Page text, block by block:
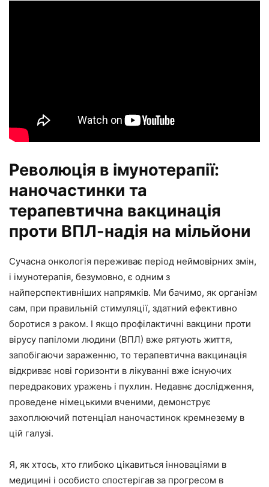
Революція в імунотерапії:
наночастинки та
терапевтична вакцинація
проти ВПЛ-надія на мільйони
Сучасна онкологія переживає період неймовірних змін,
і імунотерапія, безумовно, є одним з
найперспективніших напрямків. Ми бачимо, як організм
сам, при правильній стимуляції, здатний ефективно
боротися з раком. І якщо профілактичні вакцини проти
вірусу папіломи людини (ВПЛ) вже рятують життя,
запобігаючи зараженню, то терапевтична вакцинація
відкриває нові горизонти в лікуванні вже існуючих
передракових уражень і пухлин. Недавнє дослідження,
проведене німецькими вченими, демонструє
захоплюючий потенціал наночастинок кремнезему в
цій галузі.
Я, як хтось, хто глибоко цікавиться інноваціями в
медицині і особисто спостерігав за прогресом в